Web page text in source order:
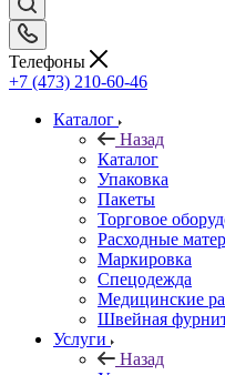
Телефоны
+7 (473) 210-60-46
Каталог
Назад
Каталог
Упаковка
Пакеты
Торговое
Расходные
Маркировка
Спецодежда
Медицинские
Швейная
Услуги
Назад